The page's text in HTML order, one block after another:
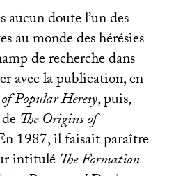
aucun doute l’un des
au monde des hérésies
de recherche dans
avec la publication, en
Popular Heresy, puis,
The Origins of
1987, il faisait paraître
intituléThe Formation